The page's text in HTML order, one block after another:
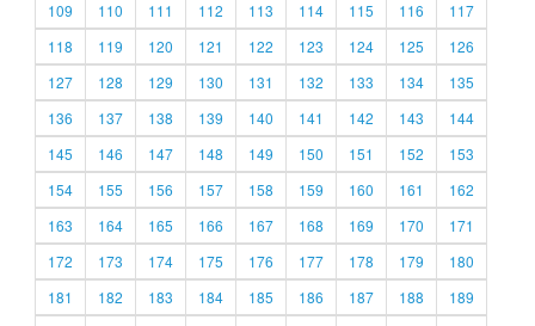
109
110 111 112 113 114 115 116
117
118
119 120 121 122 123 124 125
126
127
128 129 130 131 132 133 134
135
136
137 138 139 140 141 142 143
144
145
146 147 148 149 150 151 152
153
154
155 156 157 158 159 160 161
162
163
164 165 166 167 168 169 170
171
172
173 174 175 176 177 178 179
180
181
182 183 184 185 186 187 188
189